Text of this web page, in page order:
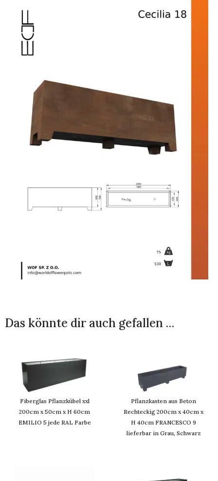
Das könnte dir auch gefallen …
Fiberglas Pflanzkübel xxl
200cm x 50cm x H 60cm
EMILIO 5 jede RAL Farbe
Pflanzkasten aus Beton
Rechteckig 200cm x 40cm x
H 40cm FRANCESCO 9
lieferbar in Grau, Schwarz